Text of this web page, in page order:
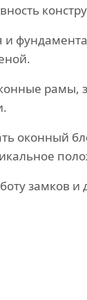
и
рамы,
оконный
замков и